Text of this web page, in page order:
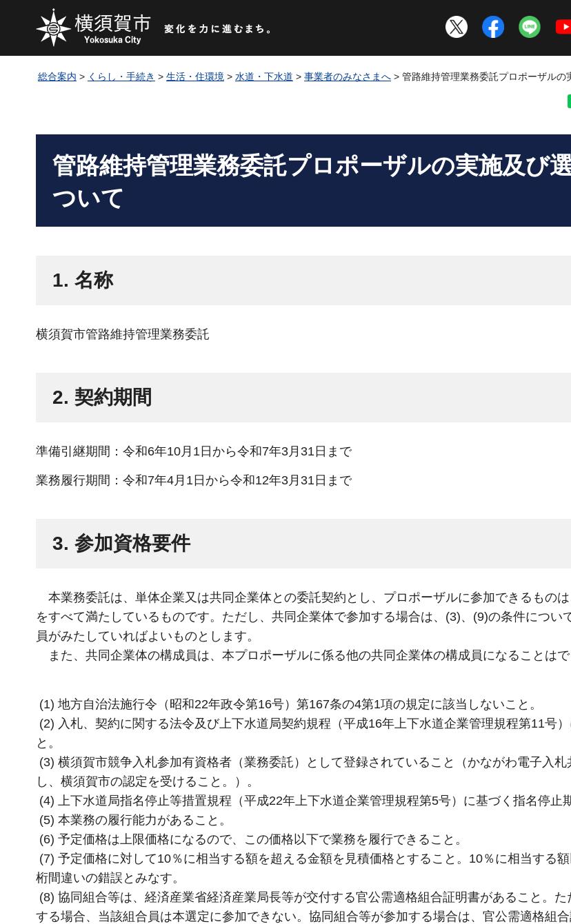
総合案内 > くらし・手続き > 生活・住環境 > 水道・下水道 > 事業者のみなさまへ > 管路維持管理業務委託プロポーザルの
管路維持管理業務委託プロポーザルの実施及び
ついて
1. 名称
横須賀市管路維持管理業務委託
2. 契約期間
準備引継期間：令和6年10月1日から令和7年3月31日まで
業務履行期間：令和7年4月1日から令和12年3月31日まで
3. 参加資格要件
本業務委託は、単体企業又は共同企業体との委託契約とし、プロポーザルに参加できるもの
をすべて満たしているものです。ただし、共同企業体で参加する場合は、(3)、(9)の条件につい
員がみたしていればよいものとします。
また、共同企業体の構成員は、本プロポーザルに係る他の共同企業体の構成員になることはで
(1) 地方自治法施行令（昭和22年政令第16号）第167条の4第1項の規定に該当しないこと。
(2) 入札、契約に関する法令及び上下水道局契約規程（平成16年上下水道企業管理規程第11号
と。
(3) 横須賀市競争入札参加有資格者（業務委託）として登録されていること（かながわ電子入
し、横須賀市の認定を受けること。）。
(4) 上下水道局指名停止等措置規程（平成22年上下水道企業管理規程第5号）に基づく指名停止
(5) 本業務の履行能力があること。
(6) 予定価格は上限価格になるので、この価格以下で業務を履行できること。
(7) 予定価格に対して10％に相当する額を超える金額を見積価格とすること。10％に相当する額
桁間違いの錯誤とみなす。
(8) 協同組合等は、経済産業省経済産業局長等が交付する官公需適格組合証明書があること。
する場合、当該組合員は本選定に参加できない。協同組合等が参加する場合は、官公需適格組